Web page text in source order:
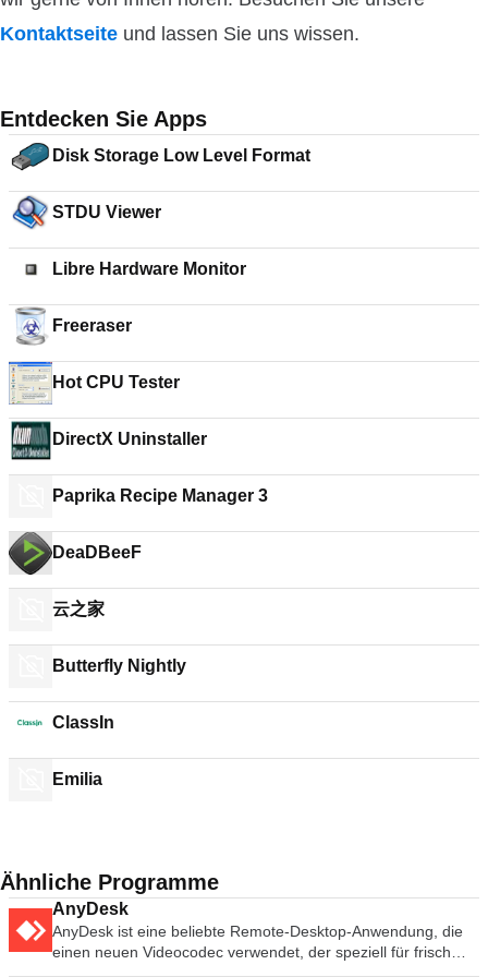
Kontaktseite und lassen Sie uns wissen.
Entdecken Sie Apps
Disk Storage Low Level Format
STDU Viewer
Libre Hardware Monitor
Freeraser
Hot CPU Tester
DirectX Uninstaller
Paprika Recipe Manager 3
DeaDBeeF
云之家
Butterfly Nightly
ClassIn
Emilia
Ähnliche Programme
AnyDesk
AnyDesk ist eine beliebte Remote-Desktop-Anwendung, die
einen neuen Videocodec verwendet, der speziell für frisch
aussehende grafische Benutzeroberflächen entwickelt wurde.